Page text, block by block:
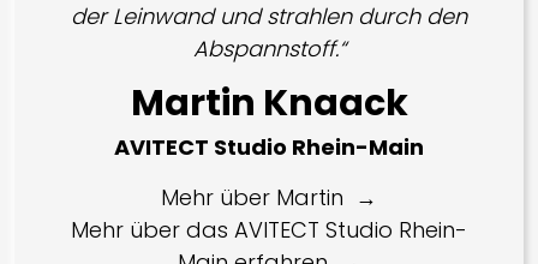
der Leinwand und strahlen durch den
Abspannstoff.“
Martin Knaack
AVITECT Studio Rhein-Main
Mehr über Martin
Mehr über das AVITECT Studio Rhein-